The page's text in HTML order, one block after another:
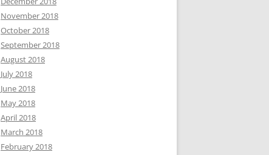
November 2018
October 2018
September 2018
August 2018
July 2018
June 2018
May 2018
April 2018
March 2018
February 2018